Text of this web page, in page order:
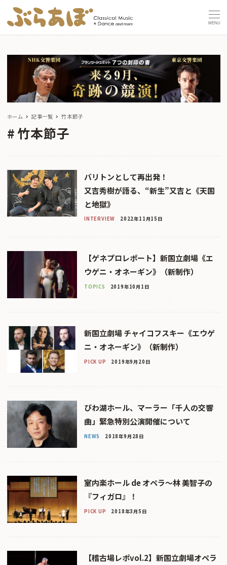
MENU
ホーム 記事一覧 竹本節子
竹本節子
バリトンとして再出発！
又吉秀樹が語る、“新生”又吉と《天国
と地獄》
INTERVIEW 2022年11月15日
【ゲネプロレポート】新国立劇場《エ
ウゲニ・オネーギン》（新制作）
TOPICS 2019年10月1日
新国立劇場 チャイコフスキー《エウゲ
ニ・オネーギン》（新制作）
PICK UP 2019年9月20日
びわ湖ホール、マーラー「千人の交響
曲」緊急特別公演開催について
NEWS 2018年9月28日
室内楽ホール de オペラ〜林 美智子の
『フィガロ』！
PICK UP 2018年3月5日
【稽古場レポvol.2】新国立劇場オペラ